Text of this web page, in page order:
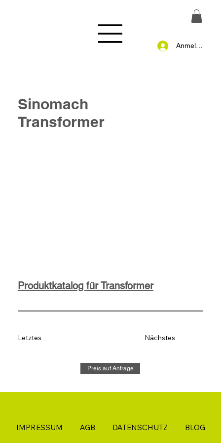
Anmelden
Sinomach
Transformer
Produktkatalog für Transformer
Preis auf Anfrage
Nächstes
Letztes
IMPRESSUM AGB DATENSCHUTZ BLOG